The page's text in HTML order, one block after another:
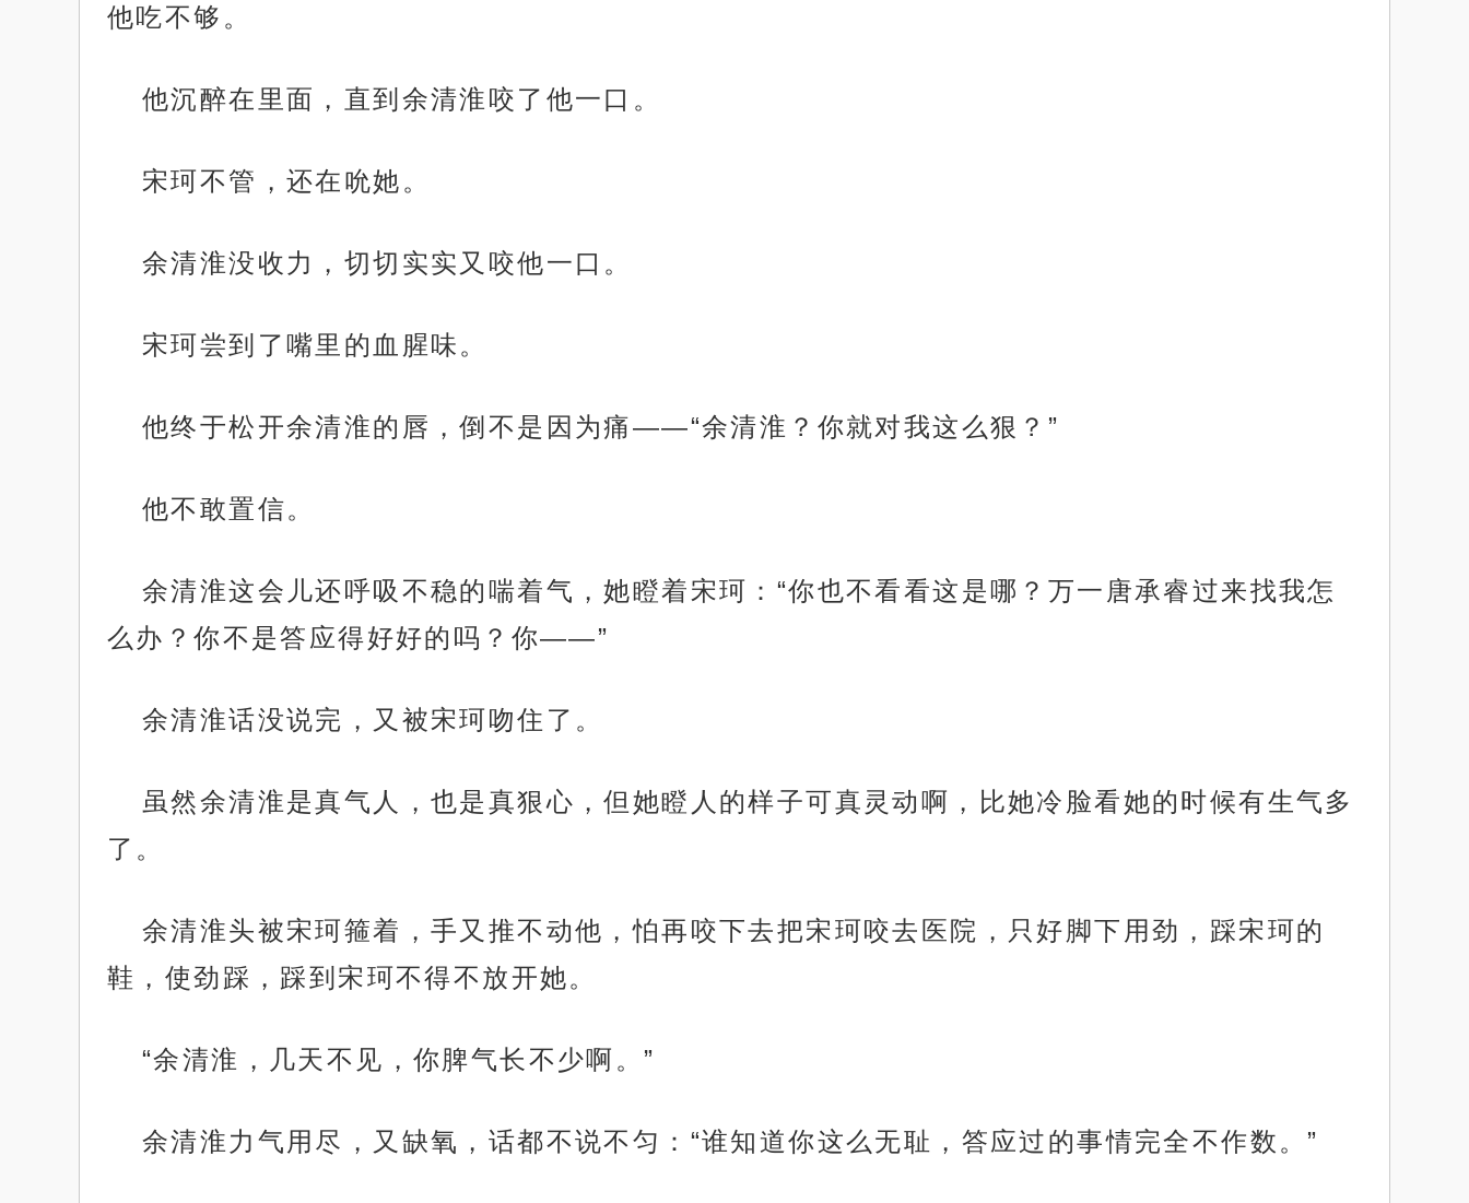
他吃不够。
他沉醉在里面，直到余清淮咬了他一口。
宋珂不管，还在吮她。
余清淮没收力，切切实实又咬他一口。
宋珂尝到了嘴里的血腥味。
他终于松开余清淮的唇，倒不是因为痛——“余清淮？你就对我这么狠？”
他不敢置信。
余清淮这会儿还呼吸不稳的喘着气，她瞪着宋珂：“你也不看看这是哪？万一唐承睿过来找我怎
么办？你不是答应得好好的吗？你——”
余清淮话没说完，又被宋珂吻住了。
虽然余清淮是真气人，也是真狠心，但她瞪人的样子可真灵动啊，比她冷脸看她的时候有生气多
了。
余清淮头被宋珂箍着，手又推不动他，怕再咬下去把宋珂咬去医院，只好脚下用劲，踩宋珂的
鞋，使劲踩，踩到宋珂不得不放开她。
“余清淮，几天不见，你脾气长不少啊。”
余清淮力气用尽，又缺氧，话都不说不匀：“谁知道你这么无耻，答应过的事情完全不作数。”